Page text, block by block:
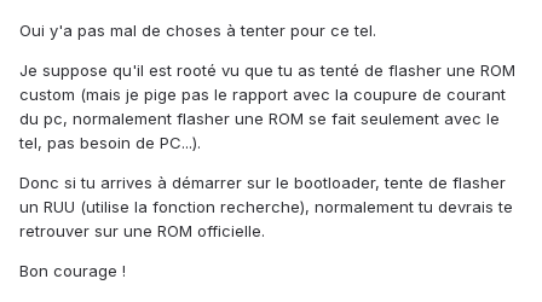
Oui y'a pas mal de choses à tenter pour ce tel.
Je suppose qu'il est rooté vu que tu as tenté de flasher une ROM
custom (mais je pige pas le rapport avec la coupure de courant
du pc, normalement flasher une ROM se fait seulement avec le
tel, pas besoin de PC...).
Donc si tu arrives à démarrer sur le bootloader, tente de flasher
un RUU (utilise la fonction recherche), normalement tu devrais te
retrouver sur une ROM officielle.
Bon courage !